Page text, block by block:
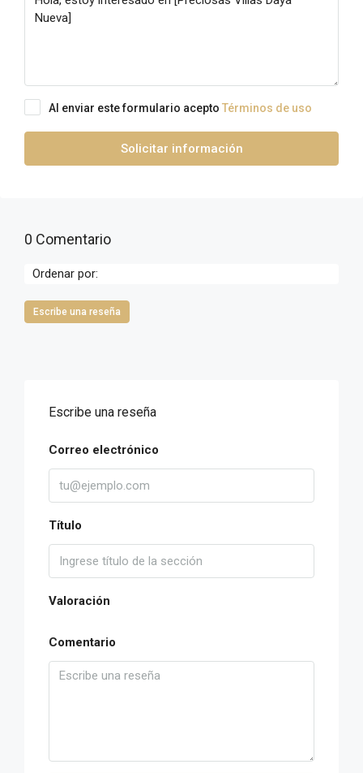
Al enviar este formulario acepto Términos de uso
Solicitar información
0 Comentario
Ordenar por:
Escribe una reseña
Escribe una reseña
Correo electrónico
Título
Valoración
Comentario